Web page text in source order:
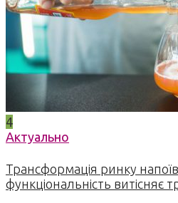
4
Актуально
Трансформація ринку
функціональність витісняє